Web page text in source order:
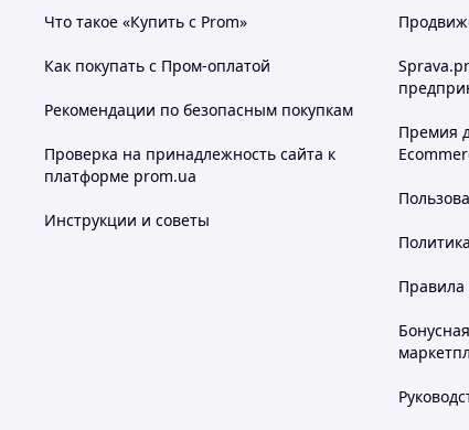
найрізноманітніші вироби ручної
посуд,
шкіри,вироби з дерева, сувенірна продукція
Тільки у нас Ви знайдете оригінальні та
Ваших
Не забудьте
Вдалих
Что такое «Купить с Prom»
Как покупать с Пром-оплатой
Рекомендации по безопасным покупкам
Проверка на принадлежность сайта к
платформе prom.ua
Инструкции и советы
Премия
Правила